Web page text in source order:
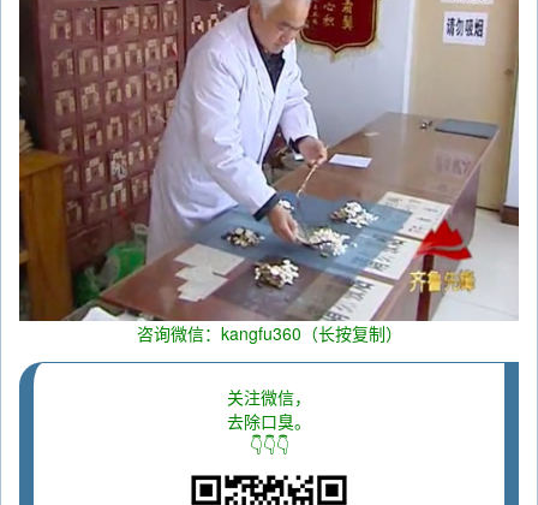
咨询微信：kangfu360（长按复制）
关注微信，
去除口臭。
👇👇👇